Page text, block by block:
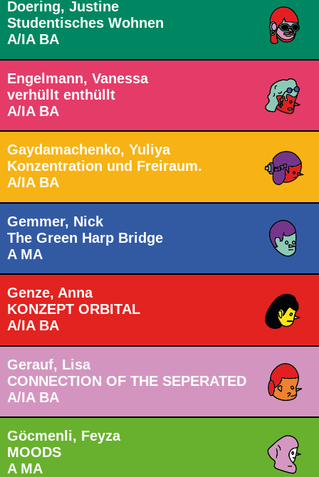
Doering, Justine
Studentisches Wohnen
A/IA BA
Engelmann, Vanessa
verhüllt enthüllt
A/IA BA
Gaydamachenko, Yuliya
Konzentration und Freiraum.
A/IA BA
Gemmer, Nick
The Green Harp Bridge
A MA
Genze, Anna
KONZEPT ORBITAL
A/IA BA
Gerauf, Lisa
CONNECTION OF THE SEPERATED
A/IA BA
Göcmenli, Feyza
MOODS
A MA